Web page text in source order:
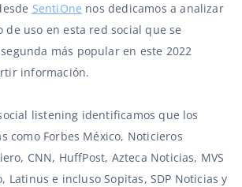
SentiOne nos dedicamos a analizar
uso en esta red social que se
más popular en este 2022
información.
listening identificamos que los
como Forbes México, Noticieros
CNN, HuffPost, Azteca Noticias, MVS
Latinus e incluso Sopitas, SDP Noticias y